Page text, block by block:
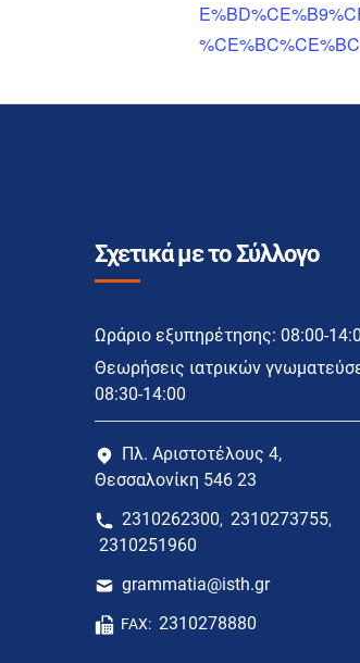
Σχετικά με το Σύλλογο
Ωράριο εξυπηρέτησης: 08:00-
Θεωρήσεις ιατρικών
08:30-14:00
Πλ. Αριστοτέλους 4,
Θεσσαλονίκη 546 23
2310262300, 2310273755,
2310251960
grammatia@isth.gr
FAX: 2310278880